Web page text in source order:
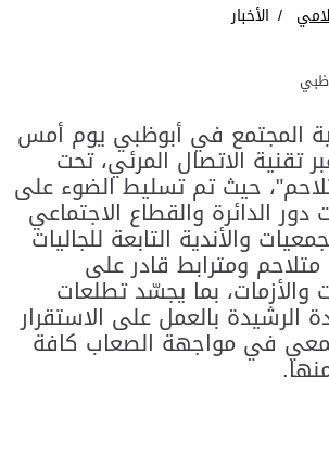
الأخبار
المجتمع في أبوظبي يوم أمس
تقنية الاتصال المرئي، تحت
حيث تم تسليط الضوء على
دور الدائرة والقطاع الاجتماعي
والأندية التابعة للجاليات
ومترابط قادر على
والأزمات، بما يجسّد تطلعات
الرشيدة بالعمل على الاستقرار
في مواجهة الصعاب كافة